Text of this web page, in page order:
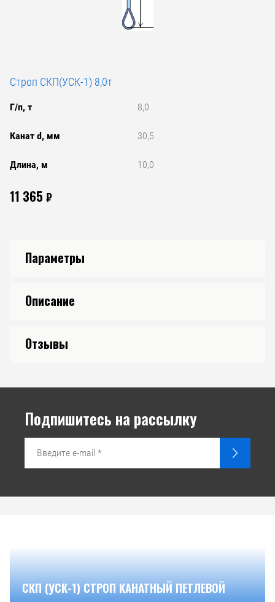
СКП (УСК-1) СТРОП КАНАТНЫЙ ПЕТЛЕВОЙ
Строп СКП(УСК-1) 8,0т
Г/п, т 8,0
Канат d, мм 30,5
Длина, м 10,0
11 365 ₽
Параметры
Описание
Отзывы
Подпишитесь на рассылку